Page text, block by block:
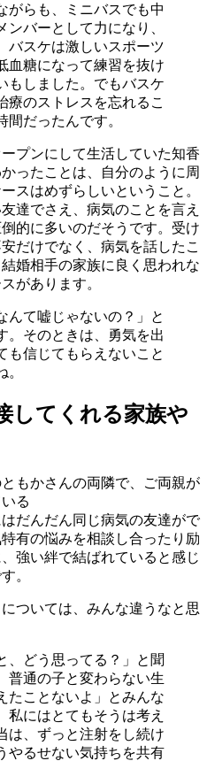
がらも、ミニバスでも中
バーとして力になり、
バスケは激しいスポーツ
血糖になって練習を抜け
もしました。でもバスケ
療のストレスを忘れるこ
間だったんです。
プンにして生活していた知香
ったことは、自分のように周
スはめずらしいということ。
達でさえ、病気のことを言え
的に多いのだそうです。受け
だけでなく、病気を話したこ
婚相手の家族に良く思われな
があります。
んて嘘じゃないの？」と
。そのときは、勇気を出
も信じてもらえないこと
してくれる家族や
だんだん同じ病気の友達がで
有の悩みを相談し合ったり励
強い絆で結ばれていると感じ
。
ついては、みんな違うなと思
、どう思ってる？」と聞
普通の子と変わらない生
たことないよ」とみんな
私にはとてもそうは考え
は、ずっと注射をし続け
やるせない気持ちを共有